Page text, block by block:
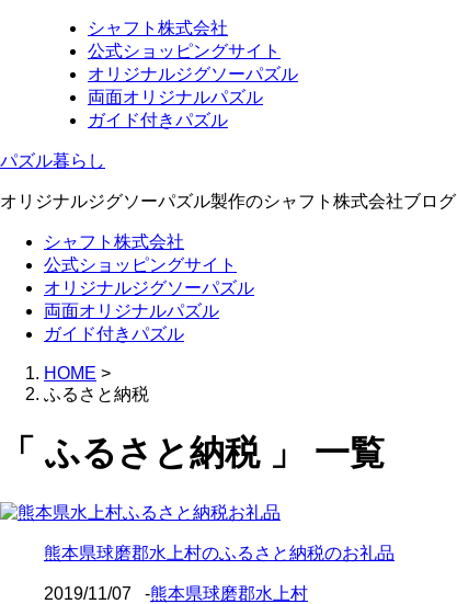
シャフト株式会社
公式ショッピングサイト
オリジナルジグソーパズル
両面オリジナルパズル
ガイド付きパズル
パズル暮らし
オリジナルジグソーパズル製作のシャフト株式会社ブログ
シャフト株式会社
公式ショッピングサイト
オリジナルジグソーパズル
両面オリジナルパズル
ガイド付きパズル
HOME >
ふるさと納税
「 ふるさと納税 」 一覧
熊本県球磨郡水上村のふるさと納税のお礼品
2019/11/07 -熊本県球磨郡水上村